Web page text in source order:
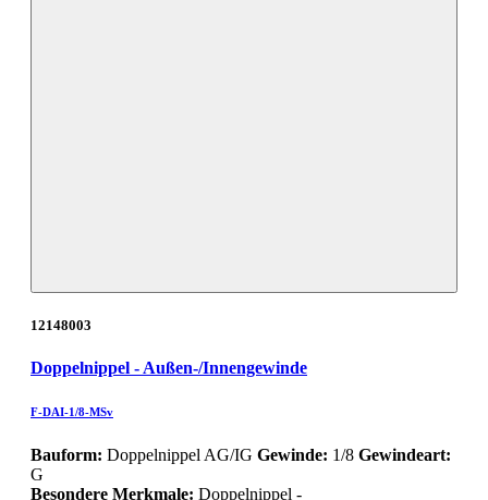
12148003
Doppelnippel - Außen-/Innengewinde
F-DAI-1/8-MSv
Bauform: Doppelnippel AG/IG Gewinde: 1/8 Gewindeart:
G
Besondere Merkmale: Doppelnippel -